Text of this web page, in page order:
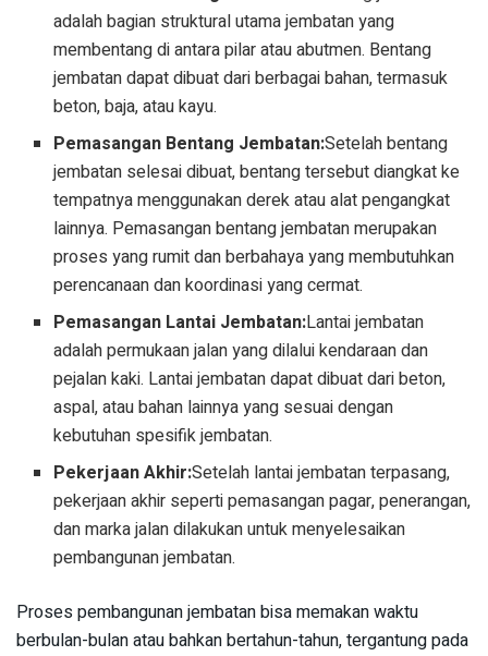
adalah bagian struktural utama jembatan yang
membentang di antara pilar atau abutmen. Bentang
jembatan dapat dibuat dari berbagai bahan, termasuk
beton, baja, atau kayu.
Pemasangan Bentang Jembatan:Setelah bentang
jembatan selesai dibuat, bentang tersebut diangkat ke
tempatnya menggunakan derek atau alat pengangkat
lainnya. Pemasangan bentang jembatan merupakan
proses yang rumit dan berbahaya yang membutuhkan
perencanaan dan koordinasi yang cermat.
Pemasangan Lantai Jembatan:Lantai jembatan
adalah permukaan jalan yang dilalui kendaraan dan
pejalan kaki. Lantai jembatan dapat dibuat dari beton,
aspal, atau bahan lainnya yang sesuai dengan
kebutuhan spesifik jembatan.
Pekerjaan Akhir:Setelah lantai jembatan terpasang,
pekerjaan akhir seperti pemasangan pagar, penerangan,
dan marka jalan dilakukan untuk menyelesaikan
pembangunan jembatan.
Proses pembangunan jembatan bisa memakan waktu
berbulan-bulan atau bahkan bertahun-tahun, tergantung pada